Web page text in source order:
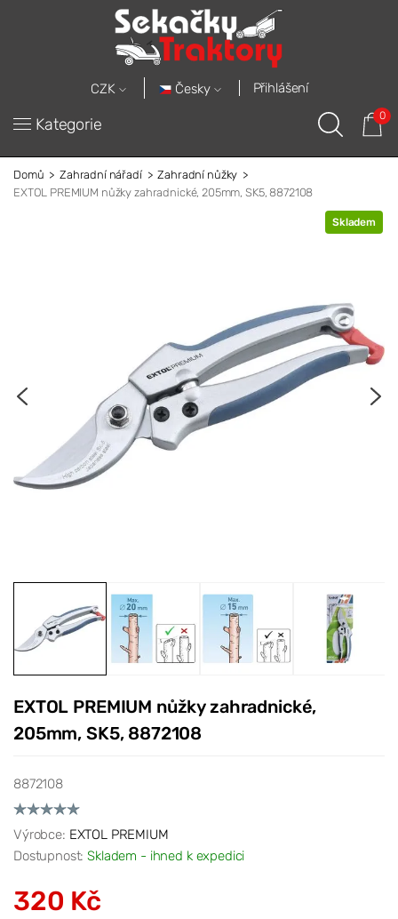
CZK Česky Přihlášení
Kategorie 0
Domů Zahradní nářadí
Zahradní nůžky
EXTOL PREMIUM nůžky zahradnické, 205mm, SK5, 8872108
Skladem
EXTOL PREMIUM nůžky zahradnické,
205mm, SK5, 8872108
8872108
Výrobce: EXTOL PREMIUM
Dostupnost:Skladem - ihned k expedici
320 Kč